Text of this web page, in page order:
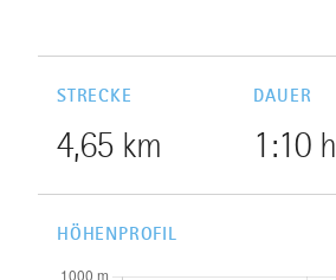
STRECKE
4,65 km
DAUER
1:10 h
HÖHENPROFIL